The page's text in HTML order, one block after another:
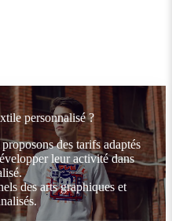
personnalisé ?
des tarifs adaptés
leur activité dans
des arts graphiques et